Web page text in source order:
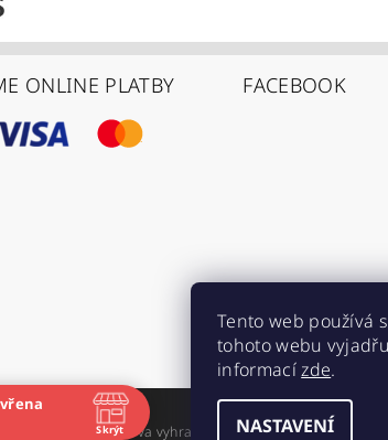
ONLINE PLATBY FACEBOOK
, všechna práva vyhrazena
Skrýt
osobně
Tento web používá
tohoto webu
informacízde.
NASTAVENÍ